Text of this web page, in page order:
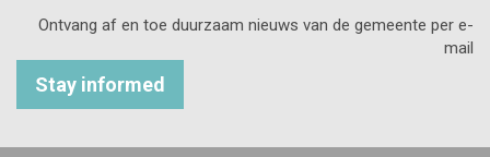
Ontvang af en toe duurzaam nieuws van de gemeente per e-
mail
Stay informed